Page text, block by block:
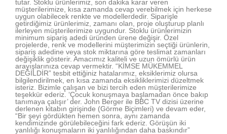
tutar. Stoklu ürünlerimiz, son dakika karar veren
müşterilerimize, kısa zamanda cevap verebilmek için herkese
uygun olabilecek renkte ve modellerdedir. Siparişle
getirdiğimiz ürünlerimiz, zamanı olan, proje oluşturup planlı
ilerleyen müşterilerimize uygundur. Stoklu ürünlerimizin
minimum sipariş adedi üründen ürene değişir. Özel
projelerde, renk ve modellerini müşterimizin seçtiği ürünlerin,
sipariş adedine veya stok miktarına göre teslimat zamanları
değişiklik gösterir. Amacımız kaliteli ve uzun ömürlü ürün
arayışlarınıza cevap vermektir. “KİMSE MÜKEMMEL
DEĞİLDİR” tesbit ettiğiniz hatalarımız, eksiklerimiz olursa
bilgilendirilmek, en kısa zamanda eksikliklerimizi düzeltmek
isteriz. Bizimle çalışan ve bizi tercih eden müşterilerimize
teşekkür ederiz. ‘Çocuk konuşmaya başlamadan önce bakıp
tanımaya çalışır’ der. John Berger ile BBC TV dizisi üzerine
derlenen kitabın girişinde (Görme Biçimleri) ve devam eder,
“Bir şeyi gördükten hemen sonra, aynı zamanda
kendimizinde görülebileceğini fark ederiz. Görüşün iki
yanlılığı konuşmaların iki yanlılığından daha baskındır”